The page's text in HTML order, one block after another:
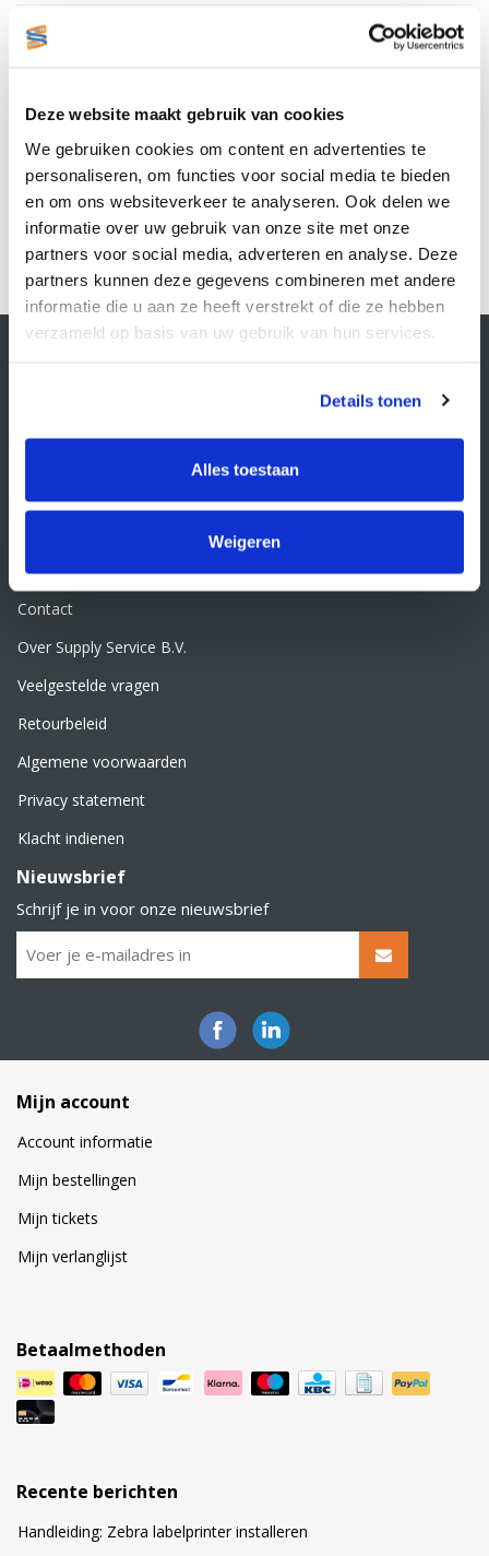
Deze website maakt gebruik van cookies
We gebruiken cookies om content en advertenties te
personaliseren, om functies voor social media te bieden
en om ons websiteverkeer te analyseren. Ook delen we
informatie over uw gebruik van onze site met onze
partners voor social media, adverteren en analyse. Deze
partners kunnen deze gegevens combineren met andere
informatie die u aan ze heeft verstrekt of die ze hebben
verzameld op basis van uw gebruik van hun services.
Details tonen
Alles toestaan
Weigeren
SATO
DATAMAX
Shop nu
Contactgegevens
info@supplyservice.nl
KvK nummer: 66384737
BTW nummer: NL856526605B01
Klantenservice
Contact
Over Supply Service B.V.
Veelgestelde vragen
Retourbeleid
Algemene voorwaarden
Privacy statement
Klacht indienen
Nieuwsbrief
Schrijf je in voor onze nieuwsbrief
Mijn account
Account informatie
Mijn bestellingen
Mijn tickets
Mijn verlanglijst
Betaalmethoden
Recente berichten
Handleiding: Zebra labelprinter installeren